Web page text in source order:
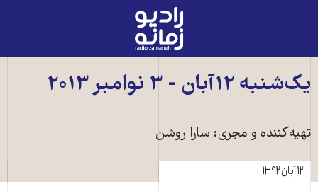
رادیو
زمانه
صفحه
یک‌شنبه ۱۲آبان - ۳ نوامبر ۲۰۱۳
تهیه‌کننده و مجری: سارا روشن
۱۲ آبان ۱۳۹۲